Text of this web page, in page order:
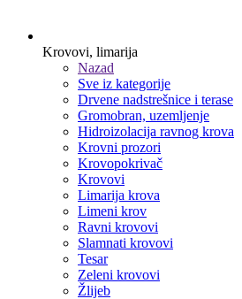
Krovovi, limarija
Nazad
Sve iz kategorije
Drvene nadstrešnice i terase
Gromobran, uzemljenje
Hidroizolacija ravnog krova
Krovni prozori
Krovopokrivač
Krovovi
Limarija krova
Limeni krov
Ravni krovovi
Slamnati krovovi
Tesar
Zeleni krovovi
Žlijeb